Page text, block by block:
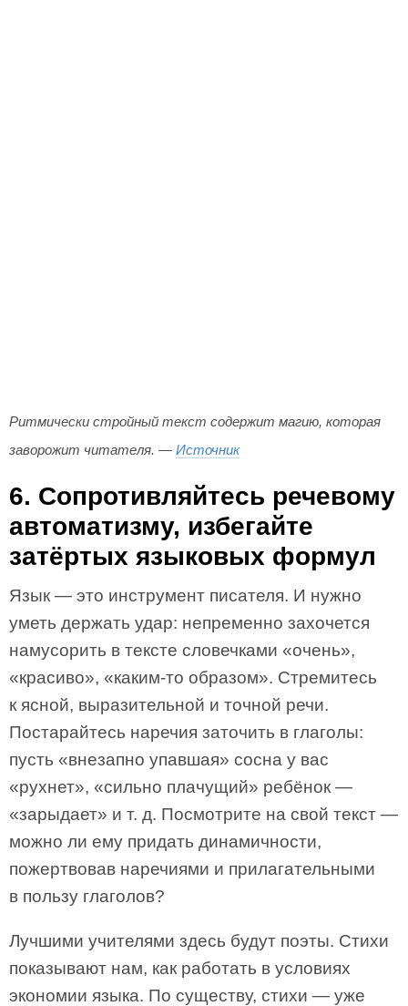
Ритмически стройный текст содержит магию, которая
заворожит читателя. — Источник
6. Сопротивляйтесь речевому
автоматизму, избегайте
затёртых языковых формул
Язык — это инструмент писателя. И нужно
уметь держать удар: непременно захочется
намусорить в тексте словечками «очень»,
«красиво», «каким-то образом». Стремитесь
к ясной, выразительной и точной речи.
Постарайтесь наречия заточить в глаголы:
пусть «внезапно упавшая» сосна у вас
«рухнет», «сильно плачущий» ребёнок —
«зарыдает» и т. д. Посмотрите на свой текст —
можно ли ему придать динамичности,
пожертвовав наречиями и прилагательными
в пользу глаголов?
Лучшими учителями здесь будут поэты. Стихи
показывают нам, как работать в условиях
экономии языка. По существу, стихи — уже